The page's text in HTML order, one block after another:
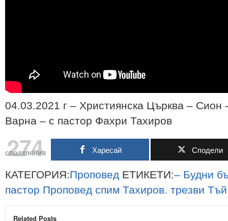
04.03.2021 г – Християнска Църква – Сион
Варна – с пастор Фахри Тахиров
274
СПОДЕЛЯНИЯ Харесай Сподели
КАТЕГОРИЯ:Проповед ЕТИКЕТИ:– Будни
пастор Проповед спим Тахиров. трезви Тъй
Related Posts